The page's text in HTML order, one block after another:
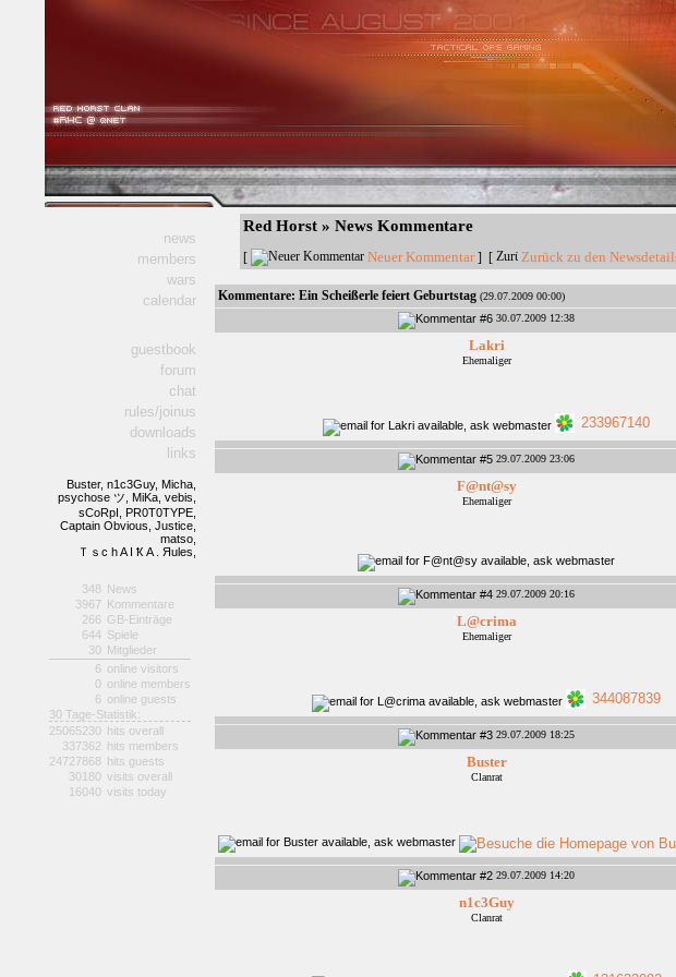
news
members
wars
calendar
guestbook
forum
chat
rules/joinus
downloads
links
Buster, n1c3Guy, Micha,
psychose ツ,
MiKa, vebis,
sCoRpI,
PR0T0TYPE,
Captain Obvious, Justice,
matso,
Ｔｓc h A I Ҟ A . Яules,
348 News
3967 Kommentare
266 GB-Einträge
644 Spiele
30 Mitglieder
6 online visitors
0 online members
6 online guests
30 Tage-Statistik:
25065230 hits overall
337362 hits members
24727868 hits guests
30180 visits overall
16040 visits today
Red Horst » News Kommentare
[ Neuer Kommentar] [ Zurück zu den
Kommentare: Ein Scheißerle feiert Geburtstag (29.07.2009 00:00)
30.07.2009 12:38
Lakri
Ehemaliger
233967140
29.07.2009 23:06
F@nt@sy
Ehemaliger
29.07.2009 20:16
L@crima
Ehemaliger
344087839
29.07.2009 18:25
Buster
Clanrat
29.07.2009 14:20
n1c3Guy
Clanrat